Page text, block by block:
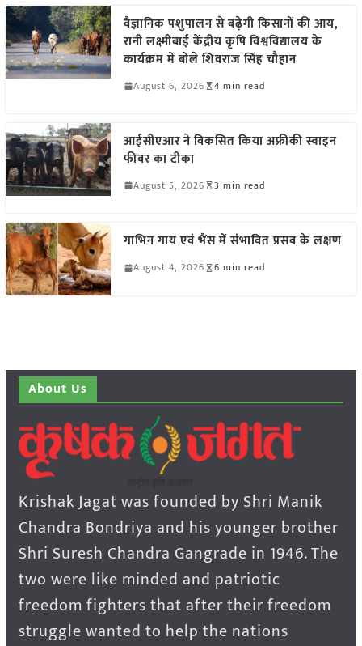
वैज्ञानिक पशुपालन से बढ़ेगी किसानों की आय,
रानी लक्ष्मीबाई केंद्रीय कृषि विश्वविद्यालय के
कार्यक्रम में बोले शिवराज सिंह चौहान
August 6, 2026 4 min read
आईसीएआर ने विकसित किया अफ्रीकी स्वाइन
फीवर का टीका
August 5, 2026 3 min read
गाभिन गाय एवं भैंस में संभावित प्रसव के लक्षण
August 4, 2026 6 min read
About Us
Krishak Jagat was founded by Shri Manik
Chandra Bondriya and his younger brother
Shri Suresh Chandra Gangrade in 1946. The
two were like minded and patriotic
freedom fighters that after their freedom
struggle wanted to help the nations